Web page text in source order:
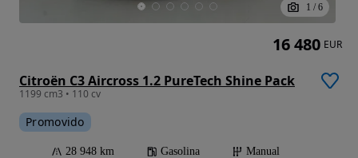
1 / 6
Citroën C3 Aircross 1.2 PureTech Shine Pack
1199 cm3 • 110 cv
Promovido
28 948 km Gasolina
Manual
16 480 EUR